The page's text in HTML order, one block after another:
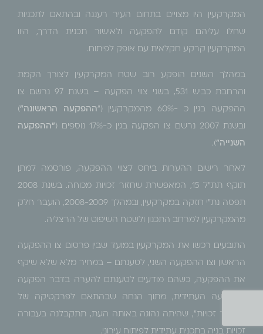
המקרקעין היו מצויים בתחום העיר רעננה ובהתאם לתכניות
שחלו עליהם קודם להפקעה ולאישור תכנית הדרך, היוו
המקרקעין קרקע חקלאית עם אופק לפיתוח.
במהלך השנים הופקע רוב שטח המקרקעין לצורך הקמת
והרחבת כביש 531, בשני צווי הפקעה – בשנת 97 נרשם צו
ההפקעה בגין כ -60% מהמקרקעין (" ההפקעה הראשונה")
ובשנת 2007 נרשם צו הפקעה בגין כ-17% נוספים ( "ההפקעה
השנייה").
לאחר רישום ההערות ביחס לצווי ההפקעה, פורסמה למתן
תוקף תת"ל 15, המאפשרת שחזור זכויות מכוחה. בשנת 2008
תפסה נת"י חזקה במקרקעין, ובמהלך 2008-2009, הועבר חלק
מהמקרקעין למרחב התכנון ולשטח השיפוט של הרצליה.
התובעים רכשו את המקרקעין במועד שבין פרסום צו ההפקעה
הראשון וצו ההפקעה השני, לטענתם – במחיר מלא שלא שיקף
את ההפקעה, כשהם מודעים לטענתם להערה בדבר הפקעה
ולהפקעה העתידית, מתוך הנחה שבהתאם לפרקטיקה של
"שחזור זכויות", שהיתה נהוגה באותה העת, תתקבלנה בעבורה
זכויות בניה בתכנית עתידית לפיתוח עירוני.